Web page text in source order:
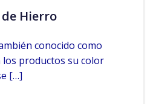
de Hierro
conocido como
los productos su color
[…]